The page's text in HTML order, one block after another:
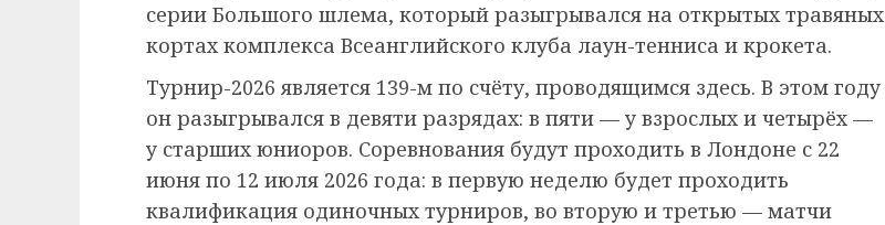
серии Большого шлема, который разыгрывался на открытых травяных
кортах комплекса Всеанглийского клуба лаун-тенниса и крокета.
Турнир-2026 является 139-м по счёту, проводящимся здесь. В этом году
он разыгрывался в девяти разрядах: в пяти — у взрослых и четырёх —
у старших юниоров. Соревнования будут проходить в Лондоне с 22
июня по 12 июля 2026 года: в первую неделю будет проходить
квалификация одиночных турниров, во вторую и третью — матчи